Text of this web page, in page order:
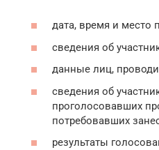
дата, время и место
сведения об
данные лиц,
сведения об
проголосовавших
потребовавших
результаты